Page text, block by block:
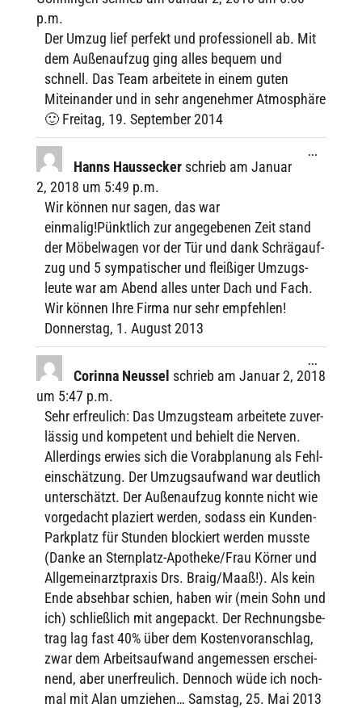
liste
p.m.
Der Umzug lief perfekt und profes­sio­nell ab. Mit
dem Außen­auf­zug ging alles bequem und
schnell. Das Team arbei­tete in einem guten
Mitein­an­der und in sehr ange­neh­mer Atmo­sphäre
🙂 Frei­tag, 19. Septem­ber 2014
Hanns Hauss­ecker schrieb am Januar
2, 2018 um 5:49 p.m.
Wir können nur sagen, das war
einmalig!Pünktlich zur ange­ge­be­nen Zeit stand
der Möbel­wa­gen vor der Tür und dank Schräg­auf­
zug und 5 sympa­ti­scher und flei­ßi­ger Umzugs­
leute war am Abend alles unter Dach und Fach.
Wir können Ihre Firma nur sehr empfeh­len!
Donners­tag, 1. August 2013
...
Corinna Neus­sel schrieb am Januar 2, 2018
um 5:47 p.m.
Sehr erfreu­lich: Das Umzugs­team arbei­tete zuver­
läs­sig und kompe­tent und behielt die Nerven.
Aller­dings erwies sich die Vorab­pla­nung als Fehl­
ein­schät­zung. Der Umzugs­auf­wand war deut­lich
unter­schätzt. Der Außen­auf­zug konnte nicht wie
vorge­dacht plaziert werden, sodass ein Kunden-
Park­platz für Stun­den blockiert werden musste
(Danke an Stern­platz-Apothe­ke/­Frau Körner und
Allge­mein­arzt­pra­xis Drs. Braig/Maaß!). Als kein
Ende abseh­bar schien, haben wir (mein Sohn und
ich) schließ­lich mit ange­packt. Der Rech­nungs­be­
trag lag fast 40% über dem Kosten­vor­anschlag,
zwar dem Arbeits­auf­wand ange­mes­sen erschei­
nend, aber uner­freu­lich. Dennoch wüde ich noch­
mal mit Alan umzie­hen… Sams­tag, 25. Mai 2013
...
Metabox
ein-/